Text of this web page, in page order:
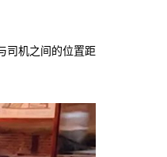
司机之间的位置距